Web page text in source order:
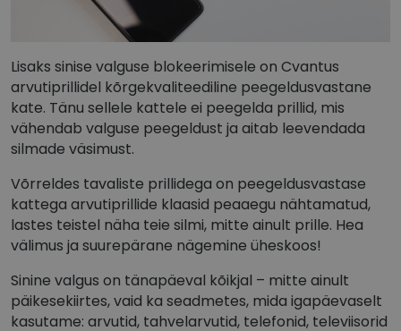
Lisaks sinise valguse blokeerimisele on Cvantus
arvutiprillidel kõrgekvaliteediline peegeldusvastane
kate. Tänu sellele kattele ei peegelda prillid, mis
vähendab valguse peegeldust ja aitab leevendada
silmade väsimust.
Võrreldes tavaliste prillidega on peegeldusvastase
kattega arvutiprillide klaasid peaaegu nähtamatud,
lastes teistel näha teie silmi, mitte ainult prille. Hea
välimus ja suurepärane nägemine üheskoos!
Sinine valgus on tänapäeval kõikjal – mitte ainult
päikesekiirtes, vaid ka seadmetes, mida igapäevaselt
kasutame: arvutid, tahvelarvutid, telefonid, televiisorid